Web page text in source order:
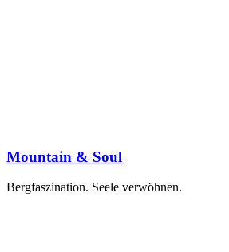
Mountain & Soul
Bergfaszination. Seele verwöhnen.